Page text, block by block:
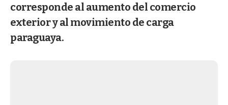
corresponde al aumento del comercio
exterior y al movimiento de carga
paraguaya.